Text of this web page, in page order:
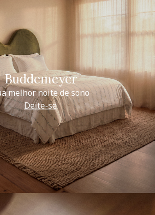
Buddemeyer
melhor noite de sono
Deite-se